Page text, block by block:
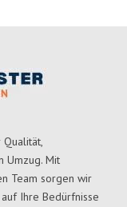
Umzug. Mit
Team sorgen wir
Ihre Bedürfnisse